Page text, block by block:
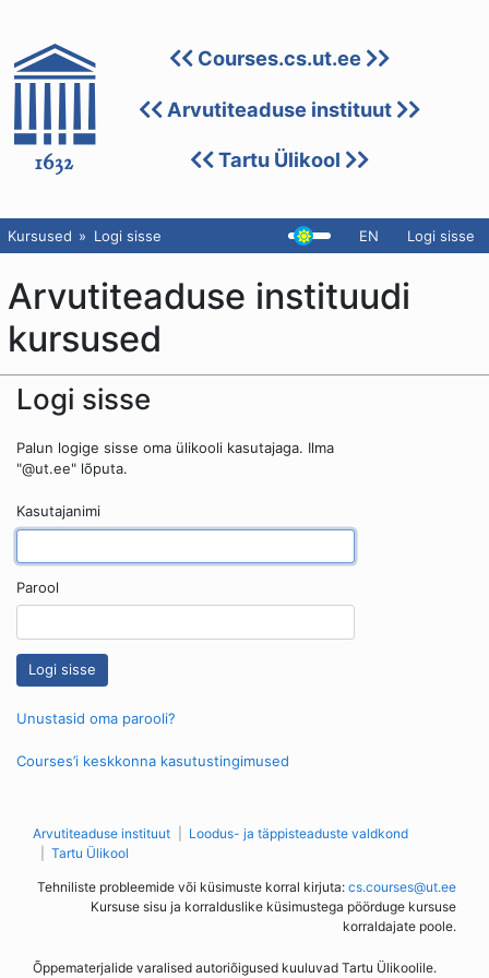
Courses.cs.ut.ee
Arvutiteaduse instituut
Tartu Ülikool
Kursused Logi sisse EN Logi sisse
Arvutiteaduse instituudi
kursused
Logi sisse
Palun logige sisse oma ülikooli kasutajaga. Ilma
"@ut.ee" lõputa.
Kasutajanimi
Parool
Unustasid oma parooli?
Courses’i keskkonna kasutustingimused
Arvutiteaduse instituut
Loodus- ja täppisteaduste valdkond
Tartu Ülikool
Tehniliste probleemide või küsimuste korral kirjuta: cs.courses@ut.ee
Kursuse sisu ja korralduslike küsimustega pöörduge kursuse
korraldajate poole.
Õppematerjalide varalised autoriõigused kuuluvad Tartu Ülikoolile.